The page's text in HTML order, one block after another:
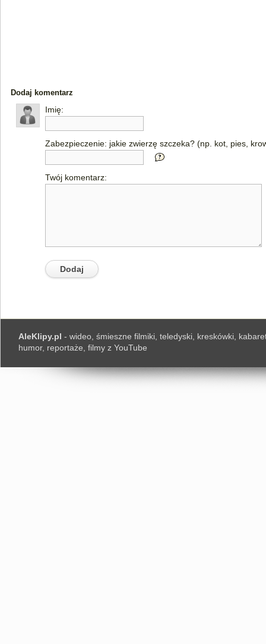
Dodaj komentarz
Imię:
Zabezpieczenie: jakie zwierzę szczeka? (np. kot, pies,
Twój komentarz:
AleKlipy.pl - wideo, śmieszne filmiki, teledyski, kreskówki,
humor, reportaże, filmy z YouTube